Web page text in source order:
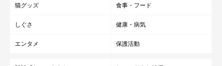
猫グッズ 食事・フード
しぐさ 健康・病気
エンタメ 保護活動